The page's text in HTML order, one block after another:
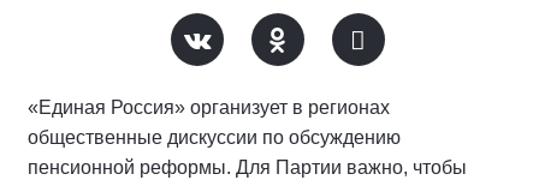
«Единая Россия» организует в регионах
общественные дискуссии по обсуждению
пенсионной реформы. Для Партии важно, чтобы